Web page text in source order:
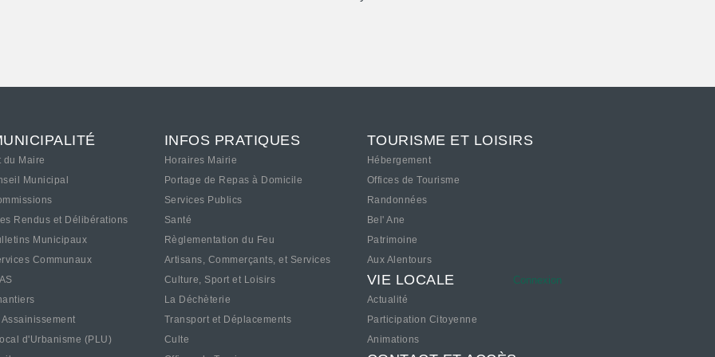
du Maire
Municipal
Rendus et Délibérations
Municipaux
Communaux
d'Urbanisme (PLU)
INFOS PRATIQUES
Horaires Mairie
Portage de Repas à Domicile
Services Publics
Santé
Règlementation du Feu
Artisans, Commerçants, et Services
Culture, Sport et Loisirs
La Déchèterie
Transport et Déplacements
Culte
TOURISME ET LOISIRS
Hébergement
Offices de Tourisme
Randonnées
Bel' Ane
Patrimoine
Aux Alentours
VIE LOCALE
Actualité
Participation Citoyenne
Animations
Connexion